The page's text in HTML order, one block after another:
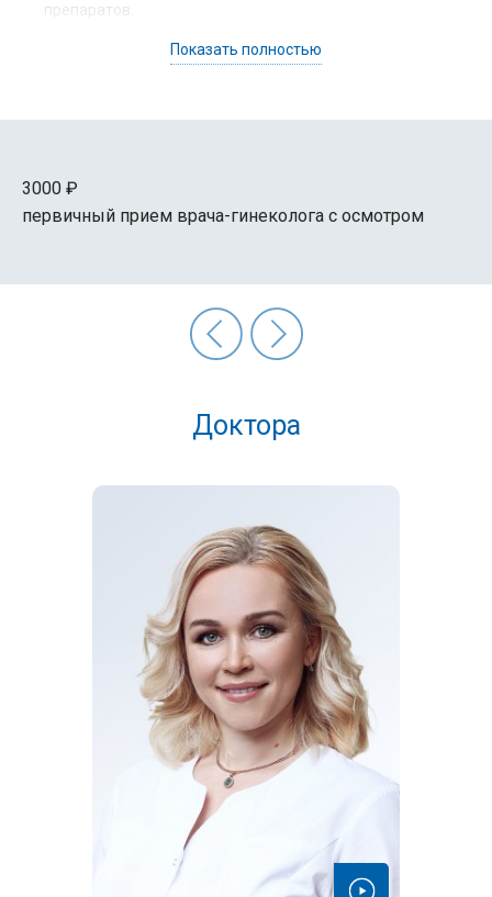
препаратов.
Дисфункцией яичников считаются любые отклонения,
изменение его длительности, объема и характера
Показать полностью
3000 ₽
первичный прием врача-гинеколога с осмотром
Доктора